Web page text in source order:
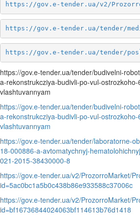
https://gov.e-tender.ua/v2/
https://gov.e-tender.ua/tender/
https://gov.e-tender.ua/tender/
https://gov.e-tender.ua/tender/budivelni-
a-rekonstrukcziya-budivli-po-vul-
vlashtuvannyam
https://gov.e-tender.ua/tender/budivelni-
a-rekonstrukcziya-budivli-po-vul-
vlashtuvannyam
https://gov.e-tender.ua/tender/laboratorne-
18-000886-a-avtomatychnyj-
021-2015-38430000-8
https://gov.e-tender.ua/v2/ProzorroMarket/
id=5ac0bc1a5b0c438b86e933588c37006c
https://gov.e-tender.ua/v2/ProzorroMarket/
id=bf16736844024063bf114613b76d1418